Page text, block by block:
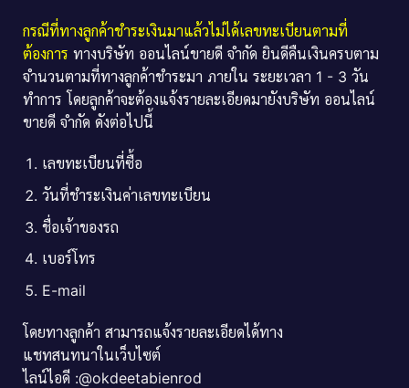
กรณีที่ทางลูกค้าชำระเงินมาแล้วไม่ได้เลขทะเบียนตามที่
ต้องการ ทางบริษัท ออนไลน์ขายดี จำกัด ยินดีคืนเงินครบตาม
จำนวนตามที่ทางลูกค้าชำระมา ภายใน ระยะเวลา 1 - 3 วัน
ทำการ โดยลูกค้าจะต้องแจ้งรายละเอียดมายังบริษัท ออนไลน์
ขายดี จำกัด ดังต่อไปนี้
เลขทะเบียนที่ซื้อ
วันที่ชำระเงินค่าเลขทะเบียน
ชื่อเจ้าของรถ
เบอร์โทร
E-mail
โดยทางลูกค้า สามารถแจ้งรายละเอียดได้ทาง
แชทสนทนาในเว็บไซต์
ไลน์ไอดี :@okdeetabienrod